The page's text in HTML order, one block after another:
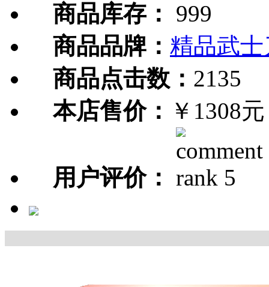
商品库存：
999
商品品牌： 精品武士
商品点击数： 2135
本店售价： ￥1308元
用户评价：